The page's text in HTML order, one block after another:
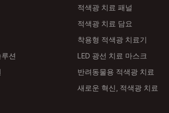
션
적색광 치료 패널
적색광 치료 담요
착용형 적색광 치료기
LED 광선 치료 마스크
반려동물용 적색광 치료
새로운 혁신, 적색광 치료